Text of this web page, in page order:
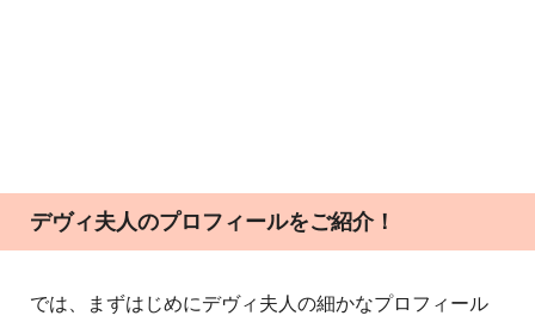
デヴィ夫人のプロフィールをご紹介！
では、まずはじめにデヴィ夫人の細かなプロフィール